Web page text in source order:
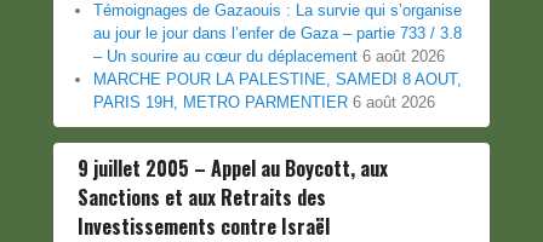
Témoignages de Gazaouis : La survie qui s’organise
au jour le jour dans l’enfer de Gaza – partie 733 / 3.8
– Un sourire au cœur du déplacement 6 août 2026
MARCHE POUR LA PALESTINE, SAMEDI 8 AOUT,
PARIS 19H, METRO PARMENTIER 6 août 2026
9 juillet 2005 – Appel au Boycott, aux
Sanctions et aux Retraits des
Investissements contre Israël